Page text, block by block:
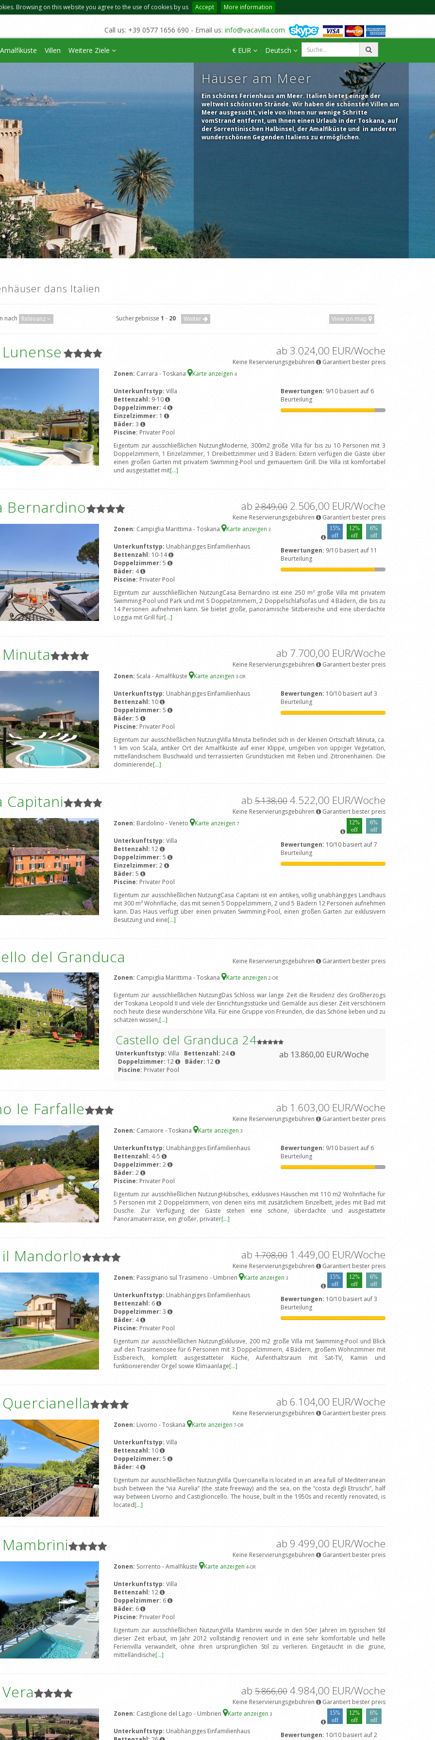
Browsing on this website you agree to the use of cookies by us Accept More information
Call us: +39 0577 1656 690 - Email us: info@vacavilla.com
Amalfiküste Villen Weitere Ziele € EUR Deutsch
Häuser am Meer
Ein schönes Ferienhaus am Meer. Italien bietet einige der
weltweit schönsten Strände. Wir haben die schönsten Villen am
Meer ausgesucht, viele von ihnen nur wenige Schritte
vomStrand entfernt, um Ihnen einen Urlaub in der Toskana, auf
der Sorrentinischen Halbinsel, der Amalfiküste und in anderen
wunderschönen Gegenden Italiens zu ermöglichen.
dans Italien
nach Relevanz Suchergebnisse 1 - 20 Weiter View on map
ab 3.024,00 EUR/Woche
Keine Reservierungsgebühren
Garantiert bester preis
Zonen: Carrara - Toskana Karte anzeigen 4
Unterkunftstyp: Villa
Bettenzahl: 9-10
Doppelzimmer: 4
Einzelzimmer: 1
Bäder: 3
Piscine: Privater Pool
Bewertungen: 9/10 basiert auf 6
Beurteilung
Eigentum zur ausschließlichen NutzungModerne, 300m2 große Villa für bis zu 10 Personen mit 3
Doppelzimmern, 1 Einzelzimmer, 1 Dreibettzimmer und 3 Bädern. Extern verfügen die Gäste über
einen großen Garten mit privatem Swimming-Pool und gemauertem Grill. Die Villa ist komfortabel
und ausgestattet mit[...]
Bernardino ab 2.849,00 2.506,00 EUR/Woche
Keine Reservierungsgebühren
Garantiert bester preis
Zonen: Campiglia Marittima - Toskana Karte anzeigen 3
15%
off
12%
off
6%
off
Unterkunftstyp: Unabhängiges Einfamilienhaus
Bettenzahl: 10-14
Doppelzimmer: 5
Bäder: 4
Piscine: Privater Pool
Bewertungen: 9/10 basiert auf 11
Beurteilung
Eigentum zur ausschließlichen NutzungCasa Bernardino ist eine 250 m² große Villa mit privatem
Swimming-Pool und Park und mit 5 Doppelzimmern, 2 Doppelschlafsofas und 4 Bädern, die bis zu
14 Personen aufnehmen kann. Sie bietet große, panoramische Sitzbereiche und eine überdachte
Loggia mit Grill für[...]
ab 7.700,00 EUR/Woche
Keine Reservierungsgebühren
Garantiert bester preis
Zonen: Scala - Amalfiküste Karte anzeigen 3-OR
Unterkunftstyp: Unabhängiges Einfamilienhaus
Bettenzahl: 10
Doppelzimmer: 5
Bäder: 5
Piscine: Privater Pool
Bewertungen: 10/10 basiert auf 3
Beurteilung
Eigentum zur ausschließlichen NutzungVilla Minuta befindet sich in der kleinen Ortschaft Minuta, ca.
1 km von Scala, antiker Ort der Amalfiküste auf einer Klippe, umgeben von üppiger Vegetation,
mittelländischem Buschwald und terrassierten Grundstücken mit Reben und Zitronenhainen. Die
dominierende[...]
Capitani ab 5.138,00 4.522,00 EUR/Woche
Keine Reservierungsgebühren
Garantiert bester preis
Zonen: Bardolino - Veneto Karte anzeigen 7
12%
off
6%
off
Unterkunftstyp: Villa
Bettenzahl: 12
Doppelzimmer: 5
Einzelzimmer: 2
Bäder: 5
Piscine: Privater Pool
Bewertungen: 10/10 basiert auf 7
Beurteilung
Eigentum zur ausschließlichen NutzungCasa Capitani ist ein antikes, völlig unabhängiges Landhaus
mit 300 m² Wohnfläche, das mit seinen 5 Doppelzimmern, 2 und 5 Bädern 12 Personen aufnehmen
kann. Das Haus verfügt über einen privaten Swimming-Pool, einen großen Garten zur exklusivern
Besutzung und eine[...]
del Granduca Keine Reservierungsgebühren
Garantiert bester preis
Zonen: Campiglia Marittima - Toskana Karte anzeigen 2-OR
Eigentum zur ausschließlichen NutzungDas Schloss war lange Zeit die Residenz des Großherzogs
der Toskana Leopold II und viele der Einrichtungsstücke und Gemälde aus dieser Zeit verschönern
noch heute diese wunderschöne Villa. Für eine Gruppe von Freunden, die das Schöne lieben und zu
schätzen wissen,[...]
Castello del Granduca 24
ab 13.860,00 EUR/Woche
Unterkunftstyp: Villa Bettenzahl: 24
Doppelzimmer: 12 Bäder: 12
Piscine: Privater Pool
le Farfalle ab 1.603,00 EUR/Woche
Keine Reservierungsgebühren
Garantiert bester preis
Zonen: Camaiore - Toskana Karte anzeigen 3
Unterkunftstyp: Unabhängiges Einfamilienhaus
Bettenzahl: 4-5
Doppelzimmer: 2
Bäder: 2
Piscine: Privater Pool
Bewertungen: 9/10 basiert auf 6
Beurteilung
Eigentum zur ausschließlichen NutzungHübsches, exklusives Häuschen mit 110 m2 Wohnfläche für
5 Personen mit 2 Doppelzimmern, von denen eins mit zusätzlichem Einzelbett, jedes mit Bad mit
Dusche. Zur Verfügung der Gäste stehen eine schöne, überdachte und ausgestattete
Panoramaterrasse, ein großer, privater[...]
Mandorlo ab 1.708,00 1.449,00 EUR/Woche
Keine Reservierungsgebühren
Garantiert bester preis
Zonen: Passignano sul Trasimeno - Umbrien Karte anzeigen 3
15%
off
12%
off
6%
off
Unterkunftstyp: Unabhängiges Einfamilienhaus
Bettenzahl: 6
Doppelzimmer: 3
Bäder: 4
Piscine: Privater Pool
Bewertungen: 10/10 basiert auf 3
Beurteilung
Eigentum zur ausschließlichen NutzungExklusive, 200 m2 große Villa mit Swimming-Pool und Blick
auf den Trasimenosee für 6 Personen mit 3 Doppelzimmern, 4 Bädern, großem Wohnzimmer mit
Essbereich, komplett ausgestatteter Küche, Aufenthaltsraum mit Sat-TV, Kamin und
funktionierender Orgel sowie Klimaanlage[...]
ab 6.104,00 EUR/Woche
Keine Reservierungsgebühren
Garantiert bester preis
Zonen: Livorno - Toskana Karte anzeigen 7-OR
Unterkunftstyp: Villa
Bettenzahl: 10
Doppelzimmer: 5
Bäder: 4
Eigentum zur ausschließlichen NutzungVilla Quercianella is located in an area full of Mediterranean
bush between the “via Aurelia” (the state freeway) and the sea, on the “costa degli Etruschi”, half
way between Livorno and Castiglioncello. The house, built in the 1950s and recently renovated, is
located[...]
ab 9.499,00 EUR/Woche
Keine Reservierungsgebühren
Garantiert bester preis
Zonen: Sorrento - Amalfiküste Karte anzeigen 4-OR
Unterkunftstyp: Villa
Bettenzahl: 12
Doppelzimmer: 6
Bäder: 6
Piscine: Privater Pool
Eigentum zur ausschließlichen NutzungVilla Mambrini wurde in den 50er Jahren im typischen Stil
dieser Zeit erbaut, im Jahr 2012 vollständig renoviert und in eine sehr komfortable und helle
Ferienvilla verwandelt, ohne ihren ursprünglichen Stil zu verlieren. Eingetaucht in die grüne,
mittelländische[...]
ab 5.866,00 4.984,00 EUR/Woche
Keine Reservierungsgebühren
Garantiert bester preis
Zonen: Castiglione del Lago - Umbrien Karte anzeigen 3
15%
off
12%
off
6%
off
Unterkunftstyp: Unabhängiges Einfamilienhaus
Bewertungen: 10/10 basiert auf 2